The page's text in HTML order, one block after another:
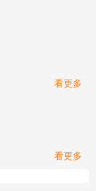
看更多
看更多